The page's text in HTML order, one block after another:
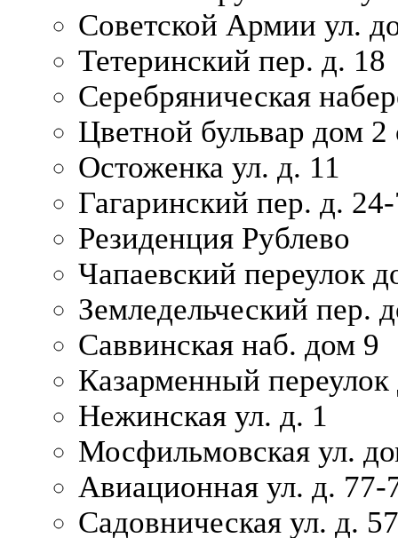
Советской Армии ул.
Тетеринский пер. д. 18
Серебряническая
Цветной бульвар дом 2
Остоженка ул. д. 11
Гагаринский пер. д.
Резиденция Рублево
Чапаевский переулок
Земледельческий пер.
Саввинская наб. дом 9
Казарменный переулок
Нежинская ул. д. 1
Мосфильмовская ул.
Авиационная ул. д. 77-
Садовническая ул. д.